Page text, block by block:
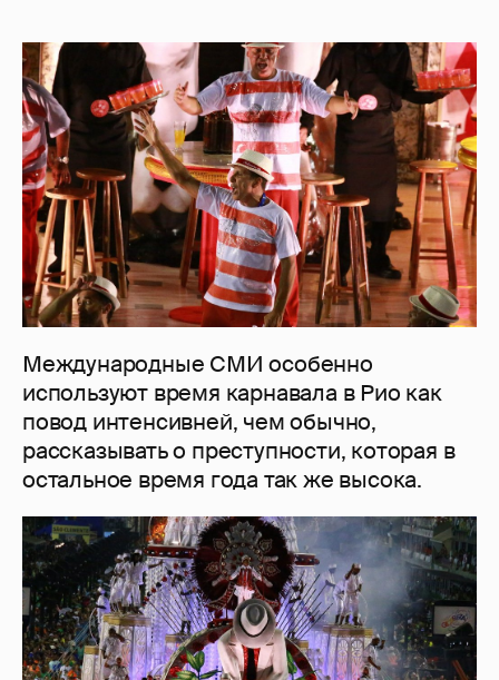
Международные СМИ особенно
используют время карнавала в Рио как
повод интенсивней, чем обычно,
рассказывать о преступности, которая в
остальное время года так же высока.